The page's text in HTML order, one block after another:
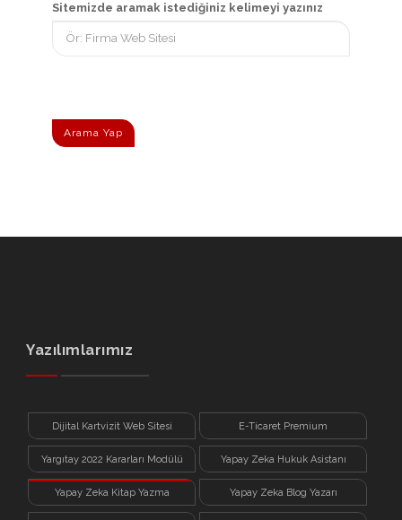
Sitemizde aramak istediğiniz kelimeyi yazınız
Arama Yap
Yazılımlarımız
Dijital Kartvizit Web Sitesi E-Ticaret Premium
Yargıtay 2022 Kararları Modülü Yapay Zeka Hukuk Asistanı
Yapay Zeka Kitap Yazma Yapay Zeka Blog Yazarı